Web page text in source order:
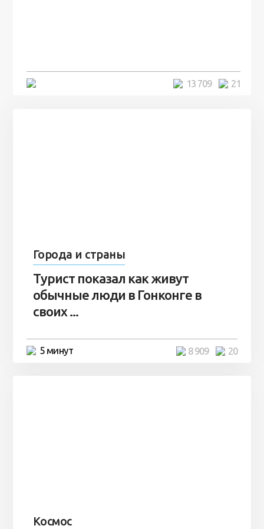
21
13 709
Города и страны
Турист показал как живут
обычные люди в Гонконге в
своих ...
5 минут 20
8 909
Космос